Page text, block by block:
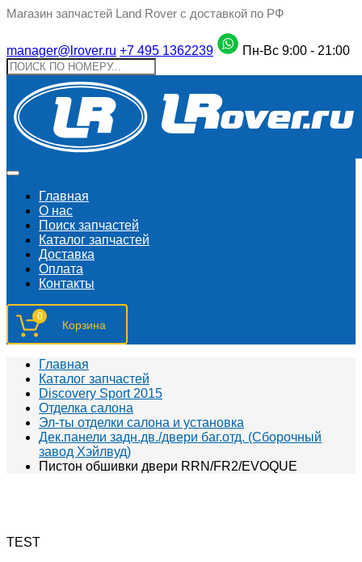
Магазин запчастей Land Rover с доставкой по РФ
manager@lrover.ru +7 495 1362239 Пн-Вс 9:00 - 21:00
Главная
О нас
Поиск запчастeй
Каталог запчастей
Доставка
Оплата
Контакты
0
Главная
Каталог запчастей
Discovery Sport 2015
Отделка салона
Эл-ты отделки салона и установка
Дек.панели задн.дв./двери баг.отд. (Сборочный
завод Хэйлвуд)
Пистон обшивки двери RRN/FR2/EVOQUE
TEST